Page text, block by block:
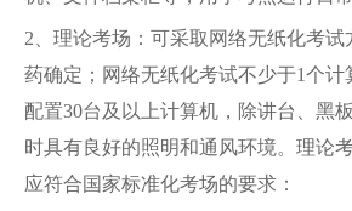
2、理论考场：可采取网络无纸化考试
药确定；网络无纸化考试不少于1个
配置30台及以上计算机，除讲台、黑
时具有良好的照明和通风环境。理论
应符合国家标准化考场的要求：